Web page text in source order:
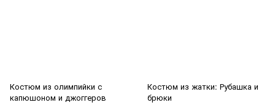
Костюм из олимпийки с
капюшоном и джоггеров
Костюм из жатки: Рубашка и
брюки